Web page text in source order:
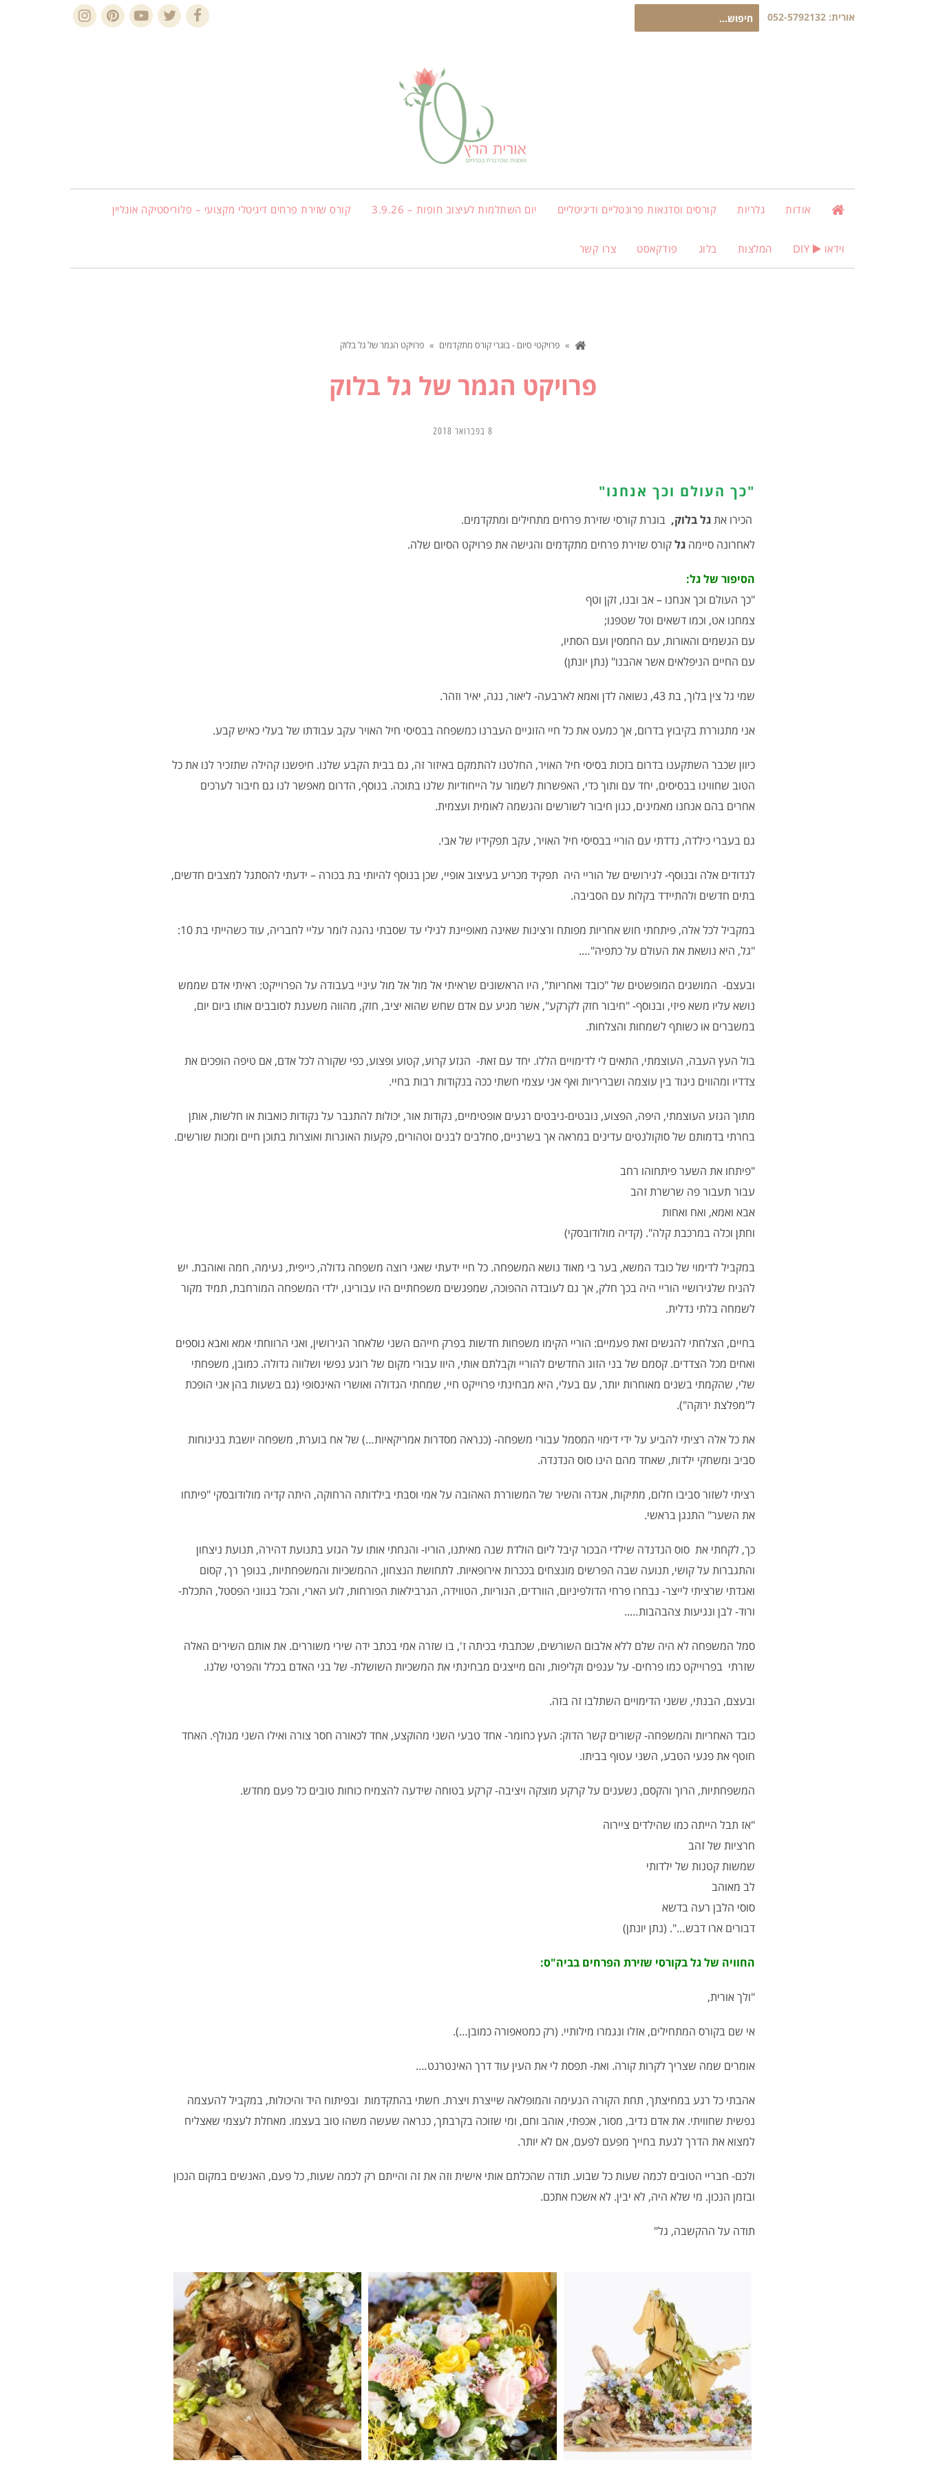
אורית: 052-5792132
עבור:
Facebook
Twitter
YouTube
Pinterest
Instagram
אודות גלריות קורסים וסדנאות פרונטליים ודיגיטליים יום השתלמות לעיצוב חופות – 3.9.26 קורס שזירת פרחים דיגיטלי מקצועי – פלוריסטיקה אונליין
וידאו המלצות בלוג פודקאסט צרו קשר
» פרויקטי סיום - בוגרי קורס מתקדמים » פרויקט הגמר של גל בלוק
פרויקט הגמר של גל בלוק
8 בפברואר 2018
"כך העולם וכך אנחנו"
הכירו אתגל בלוק, בוגרת קורסי שזירת פרחים מתחילים ומתקדמים.
לאחרונה סיימה גלקורס שזירת פרחים מתקדמים והגישה את פרויקט הסיום שלה.
הסיפור של גל:
"כך העולם וכך אנחנו – אב ובנו, זקן וטף
צמחנו אט, וכמו דשאים וטל שטפנו;
עם הגשמים והאורות, עם החמסין ועם הסתיו,
עם החיים הניפלאים אשר אהבנו" (נתן יונתן)
שמי גל צין בלוך, בת 43, נשואה לדן ואמא לארבעה- ליאור, נגה, יאיר וזהר.
אני מתגוררת בקיבוץ בדרום, אך כמעט את כל חיי הזוגיים העברנו כמשפחה בבסיסי חיל האויר עקב עבודתו של בעלי כאיש קבע.
כיוון שכבר השתקענו בדרום בזכות בסיסי חיל האויר, החלטנו להתמקם באיזור זה, גם בבית הקבע שלנו. חיפשנו קהילה שתזכיר לנו את כל
הטוב שחווינו בבסיסים, יחד עם ותוך כדי, האפשרות לשמור על הייחודיות שלנו בתוכה. בנוסף, הדרום מאפשר לנו גם חיבור לערכים
אחרים בהם אנחנו מאמינים, כגון חיבור לשורשים והגשמה לאומית ועצמית.
גם בעברי כילדה, נדדתי עם הוריי בבסיסי חיל האויר, עקב תפקידיו של אבי.
לנדודים אלה ובנוסף- לגירושים של הוריי היה תפקיד מכריע בעיצוב אופיי, שכן בנוסף להיותי בת בכורה – ידעתי להסתגל למצבים חדשים,
בתים חדשים ולהתיידד בקלות עם הסביבה.
במקביל לכל אלה, פיתחתי חוש אחריות מפותח ורצינות שאינה מאופיינת לגילי עד שסבתי נהגה לומר עליי לחבריה, עוד כשהייתי בת 10:
"גל, היא נושאת את העולם על כתפיה"….
ובעצם- המושגים המופשטים של "כובד ואחריות", היו הראשונים שראיתי אל מול אל מול עיניי בעבודה על הפרוייקט: ראיתי אדם שממש
נושא עליו משא פיזי, ובנוסף- "חיבור חזק לקרקע", אשר מגיע עם אדם שחש שהוא יציב, חזק, מהווה משענת לסובבים אותו ביום יום,
במשברים או כשותף לשמחות והצלחות.
בול העץ העבה, העוצמתי, התאים לי לדימויים הללו. יחד עם זאת- הגזע קרוע, קטוע ופצוע, כפי שקורה לכל אדם, אם טיפה הופכים את
צדדיו ומהווים ניגוד בין עוצמה ושבריריות ואף אני עצמי חשתי ככה בנקודות רבות בחיי.
מתוך הגזע העוצמתי, היפה, הפצוע, נובטים-ניבטים רגעים אופטימיים, נקודות אור, יכולות להתגבר על נקודות כואבות או חלשות, אותן
בחרתי בדמותם של סוקולנטים עדינים במראה אך בשרניים, סחלבים לבנים וטהורים, פקעות האוגרות ואוצרות בתוכן חיים ומכות שורשים.
"פיתחו את השער פיתחוהו רחב
עבור תעבור פה שרשרת זהב
אבא ואמא, ואח ואחות
וחתן וכלה במרכבת קלה". (קדיה מולודובסקי)
במקביל לדימוי של כובד המשא, בער בי מאוד נושא המשפחה. כל חיי ידעתי שאני רוצה משפחה גדולה, כייפית, נעימה, חמה ואוהבת. יש
להניח שלגירושיי הוריי היה בכך חלק, אך גם לעובדה ההפוכה, שמפגשים משפחתיים היו עבורינו, ילדי המשפחה המורחבת, תמיד מקור
לשמחה בלתי נדלית.
בחיים, הצלחתי להגשים זאת פעמיים: הוריי הקימו משפחות חדשות בפרק חייהם השני שלאחר הגירושין, ואני הרווחתי אמא ואבא נוספים
ואחים מכל הצדדים. קסמם של בני הזוג החדשים להוריי וקבלתם אותי, היוו עבורי מקום של רוגע נפשי ושלווה גדולה. כמובן, משפחתי
שלי, שהקמתי בשנים מאוחרות יותר, עם בעלי, היא מבחינתי פרוייקט חיי, שמחתי הגדולה ואושרי האינסופי (גם בשעות בהן אני הופכת
ל"מפלצת ירוקה").
את כל אלה רציתי להביע על ידי דימוי המסמל עבורי משפחה- (כנראה מסדרות אמריקאיות…) של אח בוערת, משפחה יושבת בנינוחות
סביב ומשחקי ילדות, שאחד מהם הינו סוס הנדנדה.
רציתי לשזור סביבו חלום, מתיקות, אגדה והשיר של המשוררת האהובה על אמי וסבתי בילדותה הרחוקה, היתה קדיה מולודובסקי "פיתחו
את השער" התנגן בראשי.
כך, לקחתי את סוס הנדנדה שילדי הבכור קיבל ליום הולדת שנה מאיתנו, הוריו- והנחתי אותו על הגזע בתנועת דהירה, תנועת ניצחון
והתגברות על קושי, תנועה שבה הפרשים מונצחים בככרות אירופאיות. לתחושת הנצחון, ההמשכיות והמשפחתיות, בנופך רך, קסום
ואגדתי שרציתי לייצר- נבחרו פרחי הדולפיניום, הוורדים, הנוריות, הטווידה, הגרבילאות הפורחות, לוע הארי, והכל בגווני הפסטל, התכלת-
ורוד- לבן ונגיעות צהבהבות…..
סמל המשפחה לא היה שלם ללא אלבום השורשים, שכתבתי בכיתה ז', בו שזרה אמי בכתב ידה שירי משוררים. את אותם השירים האלה
שזרתי בפרוייקט כמו פרחים- על ענפים וקליפות, והם מייצגים מבחינתי את המשכיות השושלת- של בני האדם בכלל והפרטי שלנו.
ובעצם, הבנתי, ששני הדימויים השתלבו זה בזה.
כובד האחריות והמשפחה- קשורים קשר הדוק: העץ כחומר- אחד טבעי השני מהוקצע, אחד לכאורה חסר צורה ואילו השני מגולף. האחד
חוטף את פגעי הטבע, השני עטוף בביתו.
המשפחתיות, הרוך והקסם, נשענים על קרקע מוצקה ויציבה- קרקע בטוחה שידעה להצמיח כוחות טובים כל פעם מחדש.
"אז תבל הייתה כמו שהילדים ציירוה
חרציות של זהב
שמשות קטנות של ילדותי
לב מאוהב
סוסי הלבן רעה בדשא
דבורים ארו דבש…". (נתן יונתן)
החוויה של גל בקורסי שזירת הפרחים בביה"ס:
"ולך אורית,
אי שם בקורס המתחילים, אזלו ונגמרו מילותיי. (רק כמטאפורה כמובן…).
אומרים שמה שצריך לקרות קורה. ואת- תפסת לי את העין עוד דרך האינטרנט….
אהבתי כל רגע במחיצתך, תחת הקורה הנעימה והמופלאה שייצרת ויצרת. חשתי בהתקדמות ובפיתוח היד והיכולות, במקביל להעצמה
נפשית שחוויתי. את אדם נדיב, מסור, אכפתי, אוהב וחם, ומי שזוכה בקרבתך, כנראה שעשה משהו טוב בעצמו. מאחלת לעצמי שאצליח
למצוא את הדרך לגעת בחייך מפעם לפעם, אם לא יותר.
ולכם- חבריי הטובים לכמה שעות כל שבוע. תודה שהכלתם אותי אישית וזה את זה והייתם רק לכמה שעות, כל פעם, האנשים במקום הנכון
ובזמן הנכון. מי שלא היה, לא יבין. לא אשכח אתכם.
תודה על ההקשבה, גל"